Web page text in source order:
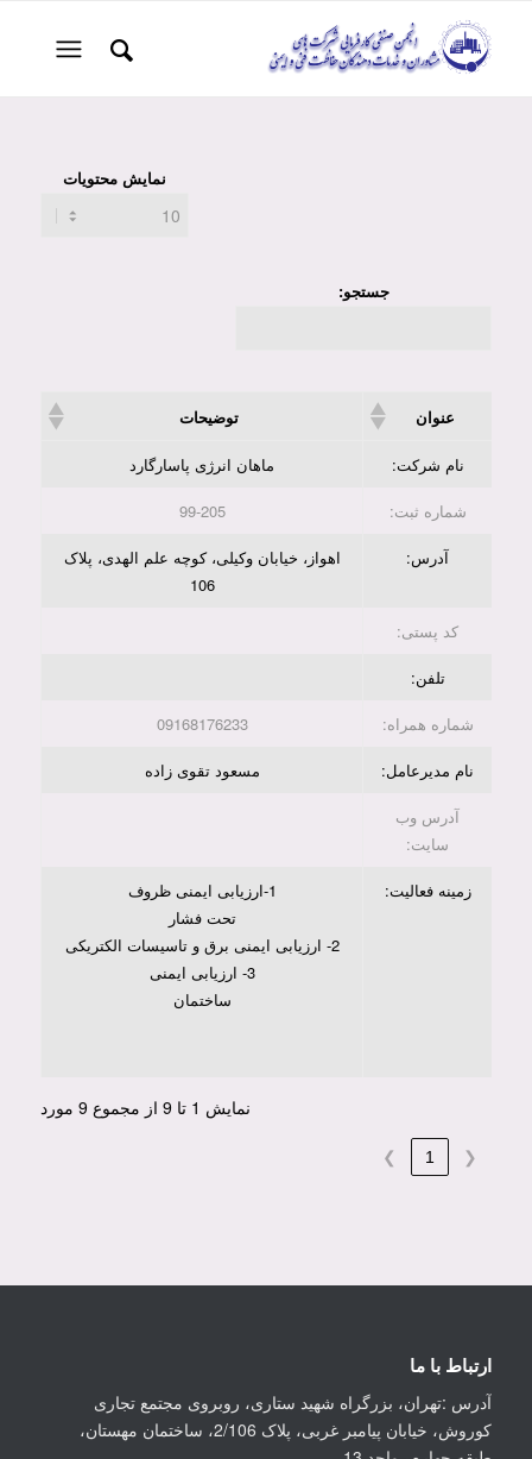
نمایش محتویات
جستجو:
عنوان توضیحات
نام شرکت: ماهان انرژی پاسارگارد
شماره ثبت: 99-205
آدرس:
اهواز، خیابان وکیلی، کوچه علم الهدی، پلاک
106
کد پستی:
تلفن:
شماره همراه: 09168176233
نام مدیرعامل: مسعود تقوی زاده
آدرس وب
سایت:
زمینه فعالیت:
1-ارزیابی ایمنی ظروف
تحت فشار
2- ارزیابی ایمنی برق و تاسیسات الکتریکی
3- ارزیابی ایمنی
ساختمان
نمایش 1 تا 9 از مجموع 9 مورد
❮
1
❯
ارتباط با ما
آدرس :تهران، بزرگراه شهید ستاری، روبروی مجتمع تجاری
کوروش، خیابان پیامبر غربی، پلاک 2/106، ساختمان مهستان،